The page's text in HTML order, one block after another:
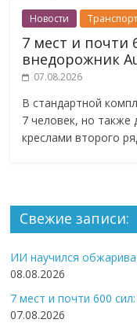
Новости Транспорт
7 мест и почти
внедорожник
07.08.2026
В стандартной
7 человек, но также
креслами второго
Свежие записи:
ИИ научился
08.08.2026
7 мест и почти 600
07.08.2026